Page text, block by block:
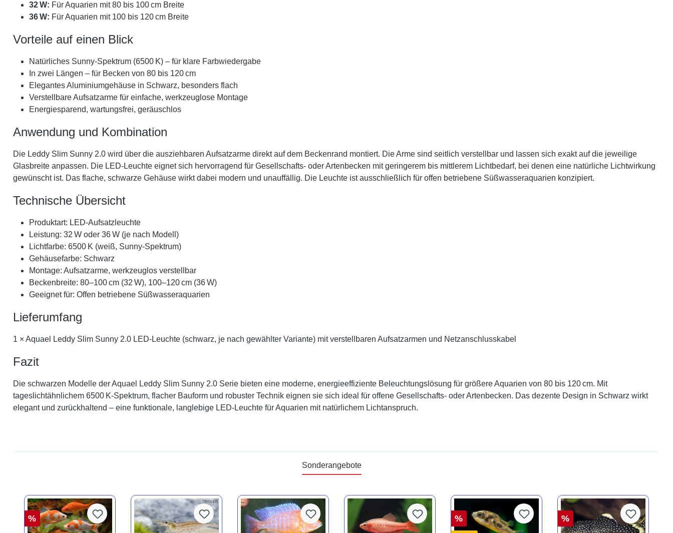
32 W: Für Aquarien mit 80 bis 100 cm Breite
36 W: Für Aquarien mit 100 bis 120 cm Breite
Vorteile auf einen Blick
Natürliches Sunny-Spektrum (6500 K) – für klare Farbwiedergabe
In zwei Längen – für Becken von 80 bis 120 cm
Elegantes Aluminiumgehäuse in Schwarz, besonders flach
Verstellbare Aufsatzarme für einfache, werkzeuglose Montage
Energiesparend, wartungsfrei, geräuschlos
Anwendung und Kombination
Die Leddy Slim Sunny 2.0 wird über die ausziehbaren Aufsatzarme direkt auf dem Beckenrand montiert. Die Arme sind seitlich verstellbar und lassen sich exakt auf die jeweilige
Glasbreite anpassen. Die LED-Leuchte eignet sich hervorragend für Gesellschafts- oder Artenbecken mit geringerem bis mittlerem Lichtbedarf, bei denen eine natürliche Lichtwirkung
gewünscht ist. Das flache, schwarze Gehäuse wirkt dabei modern und unauffällig. Die Leuchte ist ausschließlich für offen betriebene Süßwasseraquarien konzipiert.
Technische Übersicht
Produktart: LED-Aufsatzleuchte
Leistung: 32 W oder 36 W (je nach Modell)
Lichtfarbe: 6500 K (weiß, Sunny-Spektrum)
Gehäusefarbe: Schwarz
Montage: Aufsatzarme, werkzeuglos verstellbar
Beckenbreite: 80–100 cm (32 W), 100–120 cm (36 W)
Geeignet für: Offen betriebene Süßwasseraquarien
Lieferumfang
1 × Aquael Leddy Slim Sunny 2.0 LED-Leuchte (schwarz, je nach gewählter Variante) mit verstellbaren Aufsatzarmen und Netzanschlusskabel
Fazit
Die schwarzen Modelle der Aquael Leddy Slim Sunny 2.0 Serie bieten eine moderne, energieeffiziente Beleuchtungslösung für größere Aquarien von 80 bis 120 cm. Mit
tageslichtähnlichem 6500 K-Spektrum, flacher Bauform und robuster Technik eignen sie sich ideal für offene Gesellschafts- oder Artenbecken. Das dezente Design in Schwarz wirkt
elegant und zurückhaltend – eine funktionale, langlebige LED-Leuchte für Aquarien mit natürlichem Lichtanspruch.
Sonderangebote
%
%
%